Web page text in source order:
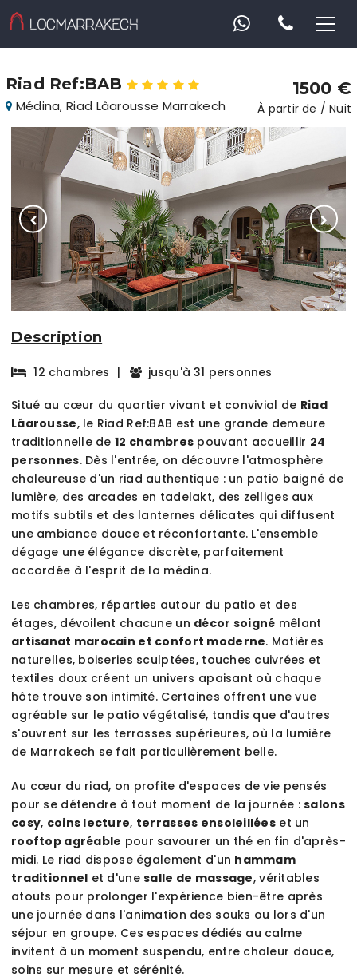
Riad Ref:BAB
Médina, Riad Lâarousse Marrakech
1500 €
À partir de / Nuit
Description
12 chambres | jusqu'à 31 personnes
Situé au cœur du quartier vivant et convivial de Riad
Lâarousse, le Riad Ref:BAB est une grande demeure
traditionnelle de12 chambres pouvant accueillir 24
personnes. Dès l'entrée, on découvre l'atmosphère
chaleureuse d'un riad authentique : un patio baigné de
lumière, des arcades en tadelakt, des zelliges aux
motifs subtils et des lanternes délicates qui diffusent
une ambiance douce et réconfortante. L'ensemble
dégage une élégance discrète, parfaitement
accordée à l'esprit de la médina.
Les chambres, réparties autour du patio et des
étages, dévoilent chacune un décor soigné mêlant
artisanat marocain et confort moderne. Matières
naturelles, boiseries sculptées, touches cuivrées et
textiles doux créent un univers apaisant où chaque
hôte trouve son intimité. Certaines offrent une vue
agréable sur le patio végétalisé, tandis que d'autres
s'ouvrent sur les terrasses supérieures, où la lumière
de Marrakech se fait particulièrement belle.
Au cœur du riad, on profite d'espaces de vie pensés
pour se détendre à tout moment de la journée :salons
cosy, coins lecture, terrasses ensoleillées et un
rooftop agréable pour savourer un thé en fin d'après-
midi. Le riad dispose également d'un hammam
traditionnel et d'unesalle de massage, véritables
atouts pour prolonger l'expérience bien-être après
une journée dans l'animation des souks ou lors d'un
séjour en groupe. Ces espaces dédiés au calme
invitent à un moment suspendu, entre chaleur douce,
soins sur mesure et sérénité.